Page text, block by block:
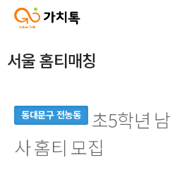
서울 홈티매칭
동대문구 전농동
초5학년
사 홈티 모집